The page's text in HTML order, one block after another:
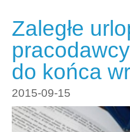
Zaległe
do końca
2015-09-15